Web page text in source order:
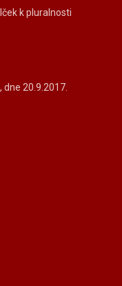
k pluralnosti
20.9.2017.